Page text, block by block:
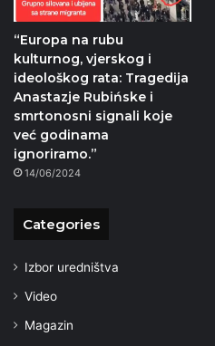
“Europa na rubu
kulturnog, vjerskog i
ideološkog rata: Tragedija
Anastazje Rubińske i
smrtonosni signali koje
već godinama
ignoriramo.”
14/06/2024
Categories
Izbor uredništva
Video
Magazin